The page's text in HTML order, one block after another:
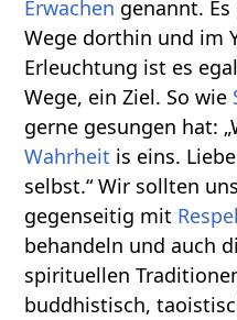
Erwachen genannt.
Wege dorthin und im
Erleuchtung ist es
Wege, ein Ziel. So wie
gerne gesungen hat:
Wahrheit is eins.
selbst.“ Wir sollten
gegenseitig mit
behandeln und auch
spirituellen
buddhistisch,